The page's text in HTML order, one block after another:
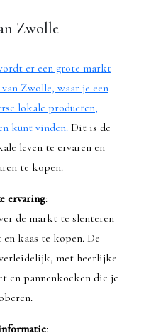
Zwolle
er een grote markt
Zwolle, waar je een
lokale producten,
kunt vinden. Dit is de
leven te ervaren en
te kopen.
ervaring:
de markt te slenteren
kaas te kopen. De
met heerlijke
en pannenkoeken die je
: